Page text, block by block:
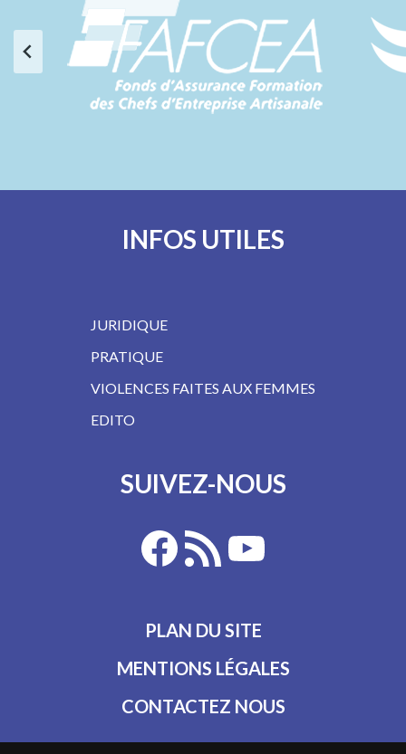
INFOS UTILES
JURIDIQUE
PRATIQUE
VIOLENCES FAITES AUX FEMMES
EDITO
SUIVEZ-NOUS
PLAN DU SITE
MENTIONS LÉGALES
CONTACTEZ NOUS